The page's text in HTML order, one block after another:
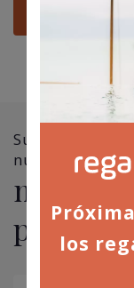
Suscríbete a
nuestras
los